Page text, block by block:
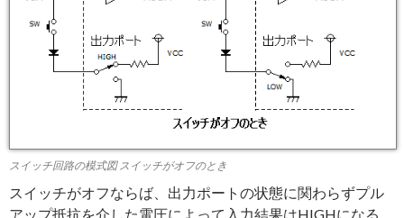
スイッチ回路の模式図 スイッチがオフのとき
スイッチがオフならば、出力ポートの状態に関わらずプル
アップ抵抗を介した電圧によって入力結果はHIGHになる。